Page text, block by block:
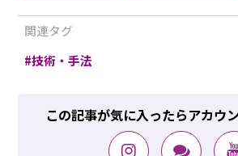
関連タグ
技術・手法
この記事が気に入ったらアカウ